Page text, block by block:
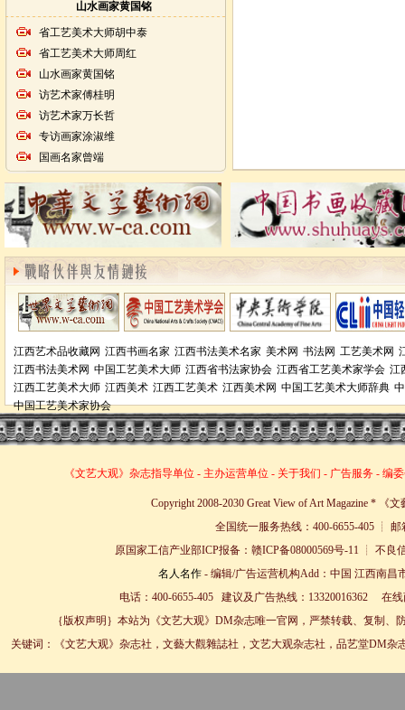
山水画家黄国铭
省工艺美术大师胡中泰
省工艺美术大师周红
山水画家黄国铭
访艺术家傅桂明
访艺术家万长哲
专访画家涂淑维
国画名家曾端
江西艺术品收藏网 江西书画名家 江西书法美术名家 美术网 书法网 工艺美术网
江西书法美术网 中国工艺美术大师 江西省书法家协会 江西省工艺美术家学会 江
江西工艺美术大师 江西美术 江西工艺美术 江西美术网 中国工艺美术大师辞典
中国工艺美术家协会
《文艺大观》杂志指导单位 - 主办运营单位 - 关于我们 - 广告服务 - 编
Copyright 2008-2030 Great View of Art Magazine * 《
全国统一服务热线：400-6655-405 ┊ 邮
原国家工信产业部ICP报备：赣ICP备08000569号-11 ┊ 不
名人名作- 编辑/广告运营机构Add：中国 江西南昌
电话：400-6655-405 建议及广告热线：13320016362 在
｛版权声明｝本站为《文艺大观》DM杂志唯一官网，严禁转载、复制
关键词：《文艺大观》杂志社，文藝大觀雜誌社，文艺大观杂志社，品艺堂DM